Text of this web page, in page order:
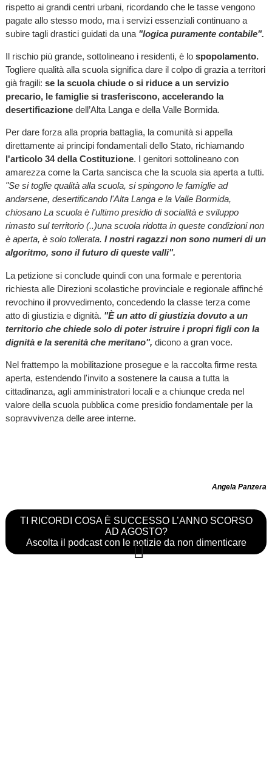
rispetto ai grandi centri urbani, ricordando che le tasse vengono
pagate allo stesso modo, ma i servizi essenziali continuano a
subire tagli drastici guidati da una "logica puramente contabile".
Il rischio più grande, sottolineano i residenti, è lo spopolamento.
Togliere qualità alla scuola significa dare il colpo di grazia a territori
già fragili: se la scuola chiude o si riduce a un servizio
precario, le famiglie si trasferiscono, accelerando la
desertificazione dell’Alta Langa e della Valle Bormida.
Per dare forza alla propria battaglia, la comunità si appella
direttamente ai principi fondamentali dello Stato, richiamando
l'articolo 34 della Costituzione. I genitori sottolineano con
amarezza come la Carta sancisca che la scuola sia aperta a tutti.
"Se si toglie qualità alla scuola, si spingono le famiglie ad
andarsene, desertificando l'Alta Langa e la Valle Bormida,
chiosano La scuola è l'ultimo presidio di socialità e sviluppo
rimasto sul territorio (..)una scuola ridotta in queste condizioni non
è aperta, è solo tollerata. I nostri ragazzi non sono numeri di un
algoritmo, sono il futuro di queste valli".
La petizione si conclude quindi con una formale e perentoria
richiesta alle Direzioni scolastiche provinciale e regionale affinché
revochino il provvedimento, concedendo la classe terza come
atto di giustizia e dignità. "È un atto di giustizia dovuto a un
territorio che chiede solo di poter istruire i propri figli con la
dignità e la serenità che meritano", dicono a gran voce.
Nel frattempo la mobilitazione prosegue e la raccolta firme resta
aperta, estendendo l'invito a sostenere la causa a tutta la
cittadinanza, agli amministratori locali e a chiunque creda nel
valore della scuola pubblica come presidio fondamentale per la
sopravvivenza delle aree interne.
Angela Panzera
TI RICORDI COSA È SUCCESSO L’ANNO SCORSO
AD AGOSTO?
Ascolta il podcast con le notizie da non dimenticare